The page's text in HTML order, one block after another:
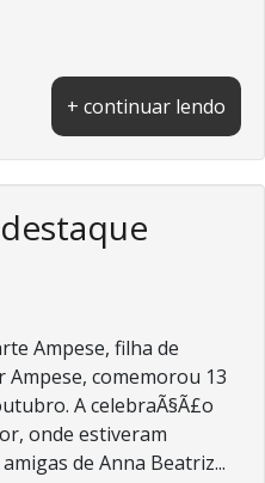
+ continuar lendo
Ampese, filha de
comemorou 13
A celebraÃ§Ã£o
onde estiveram
de Anna Beatriz...